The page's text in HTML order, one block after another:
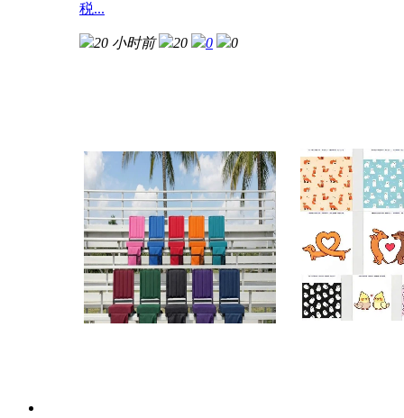
税...
20 小时前 20 0 0